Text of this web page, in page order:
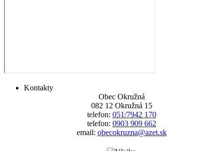
Kontakty
Obec Okružná
082 12 Okružná 15
telefon: 051/7942 170
telefon: 0903 909 662
email: obecokruzna@azet.sk